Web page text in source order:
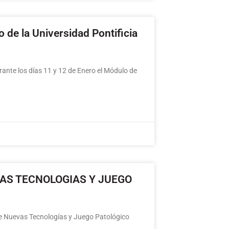
de la Universidad Pontificia
los días 11 y 12 de Enero el Módulo de
TECNOLOGIAS Y JUEGO
Nuevas Tecnologías y Juego Patológico